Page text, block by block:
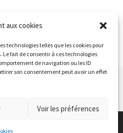
aux cookies
technologies telles que les cookies pour
fait de consentir à ces technologies
de navigation ou les ID
son consentement peut avoir un effet
Voir les préférences